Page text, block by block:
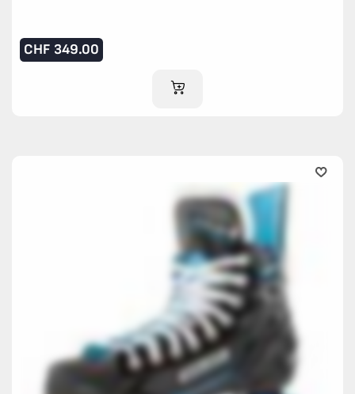
CHF 349.00
IM WARENKORB